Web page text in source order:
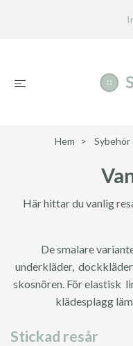
Hem Sybehör
Här hittar du vanlig
De smalare
underkläder,
skosnören. För elastisk
klädesplagg
Stickad resår